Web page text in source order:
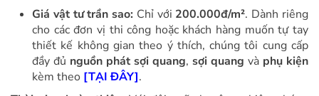
Giá vật tư trần sao: Chỉ với 200.000đ/m². Dành riêng
cho các đơn vị thi công hoặc khách hàng muốn tự tay
thiết kế không gian theo ý thích, chúng tôi cung cấp
đầy đủ nguồn phát sợi quang, sợi quang và phụ kiện
kèm theo [TẠI ĐÂY].